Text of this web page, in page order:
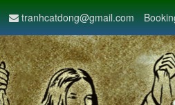
tranhcatdong@gmail.com